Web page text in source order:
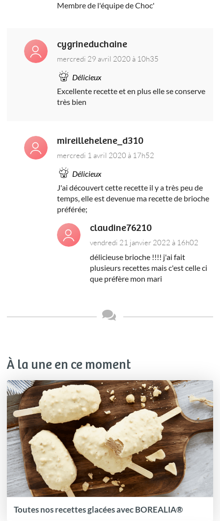
Membre de l'équipe de Choc'
cygrineduchaine
mercredi 29 avril 2020 à 10h35
Délicieux
Excellente recette et en plus elle se conserve
très bien
mireillehelene_d310
mercredi 1 avril 2020 à 17h52
Délicieux
J'ai découvert cette recette il y a très peu de
temps, elle est devenue ma recette de brioche
préférée;
claudine76210
vendredi 21 janvier 2022 à 16h02
délicieuse brioche !!!! j'ai fait
plusieurs recettes mais c'est celle ci
que préfère mon mari
À la une en ce moment
Toutes nos recettes glacées avec BOREALIA®